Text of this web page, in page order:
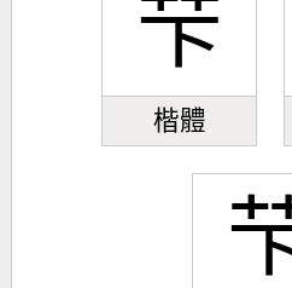
芐
楷體